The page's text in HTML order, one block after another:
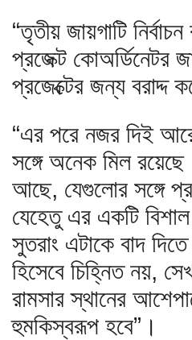
“তৃতীয় জায়গাটি
প্রজেক্ট কোঅর্ডিনেটর
প্রজেক্টের জন্য
“এর পরে নজর দিই
সঙ্গে অনেক মিল
আছে, যেগুলোর সঙ্গে
যেহেতু এর একটি
সুতরাং এটাকে বাদ
হিসেবে চিহ্নিত নয়,
রামসার স্থানের
হুমকিস্বরূপ হবে”।